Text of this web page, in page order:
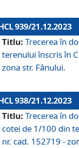
939/21.12.2023
Titlu: Trecerea în
terenului înscris în
zona str. Fânului.
938/21.12.2023
Titlu: Trecerea în
cotei de 1/100 din
nr. cad. 152719 -